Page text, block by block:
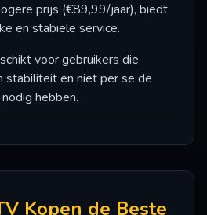
prijs (€89,99/jaar), biedt
en stabiele service.
voor gebruikers die
stabiliteit en niet per se de
hebben.
Kopen de Beste